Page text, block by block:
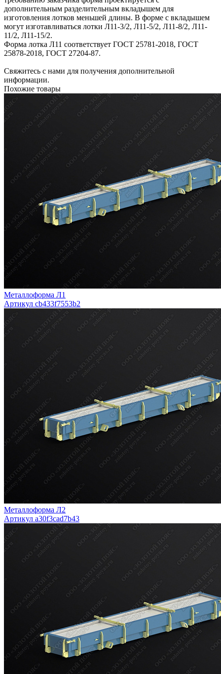
дополнительным разделительным вкладышем для
изготовления лотков меньшей длины. В форме с вкладышем
могут изготавливаться лотки Л11-3/2, Л11-5/2, Л11-8/2, Л11-
11/2, Л11-15/2.
Форма лотка Л11 соответствует ГОСТ 25781-2018, ГОСТ
25878-2018, ГОСТ 27204-87.
Свяжитесь с нами для получения дополнительной
информации.
Похожие товары
Металлоформа Л1
Артикул cb433f7553b2
Металлоформа Л2
Артикул a30f3cad7b43